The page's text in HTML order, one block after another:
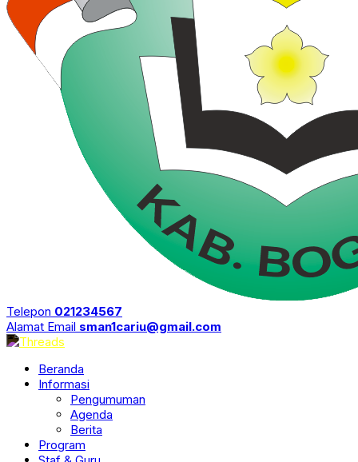
Telepon 021234567
Alamat Email sman1cariu@gmail.com
Beranda
Informasi
Pengumuman
Agenda
Berita
Program